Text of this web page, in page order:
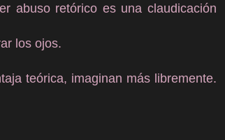
abuso retórico es una claudicación
los ojos.
teórica, imaginan más libremente.